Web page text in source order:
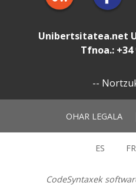
Unibertsitatea.net
Tfnoa.: +34
--
OHAR LEGALA
ES FR
CodeSyntaxek